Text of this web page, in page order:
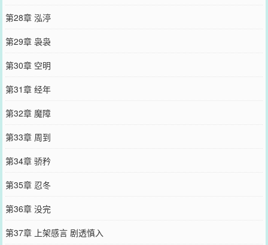
第28章 泓渟
第29章 袅袅
第30章 空明
第31章 经年
第32章 魔障
第33章 周到
第34章 骄矜
第35章 忍冬
第36章 没完
第37章 上架感言 剧透慎入